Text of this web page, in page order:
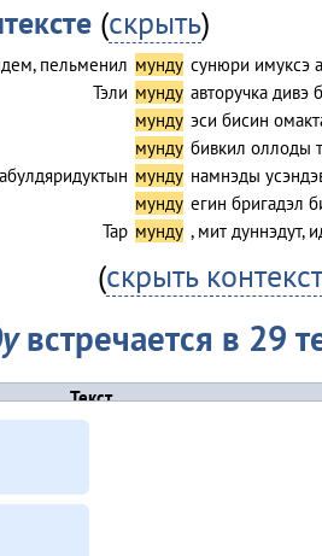
(скрыть)
пельменил мунду сунюри имуксэ
Тэли мунду авторучка дивэ
мунду эси бисин
мунду бивкил оллоды
мунду намнэды
мунду егин бригадэл
Тар мунду , мит дуннэдут,
(скрыть контекст
встречается в 29
Текст
(2013)
дюн (2013)